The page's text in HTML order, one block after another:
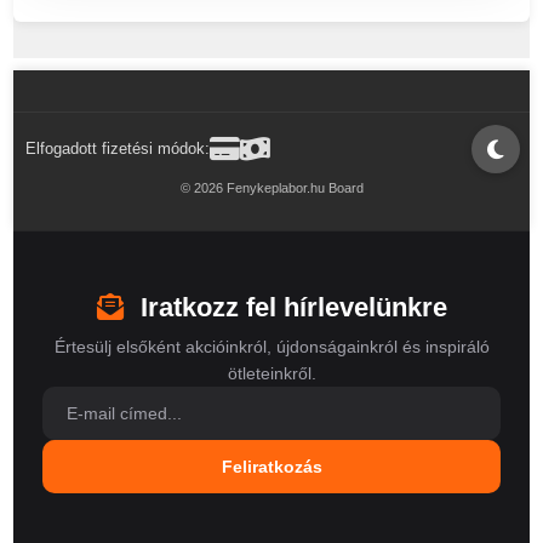
Elfogadott fizetési módok:
© 2026 Fenykeplabor.hu Board
Iratkozz fel hírlevelünkre
Értesülj elsőként akcióinkról, újdonságainkról és inspiráló
ötleteinkről.
Feliratkozás